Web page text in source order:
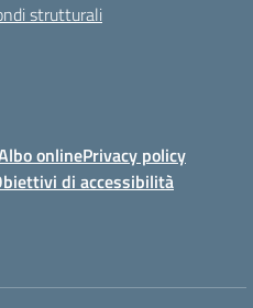
strutturali
onlinePrivacy policy
di accessibilità